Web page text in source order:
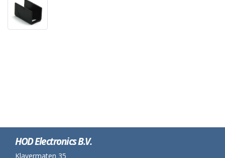
HOD Electronics B.V.
Klavermaten 35